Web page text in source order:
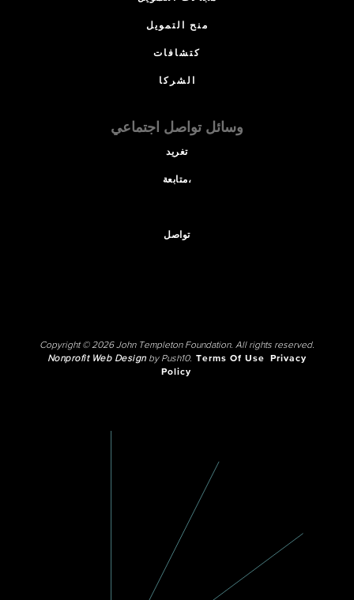
منح التمويل
كتشافات
الشركا
وسائل تواصل اجتماعي
تغريد
متابعة،
تواصل
Copyright © 2026 John Templeton Foundation. All rights reserved.
Nonprofit Web Designby Push10. Terms Of Use
Privacy
Policy